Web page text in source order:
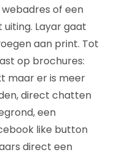
of een
Layar gaat
aan print. Tot
op brochures:
maar er is meer
direct chatten
een
like button
direct een